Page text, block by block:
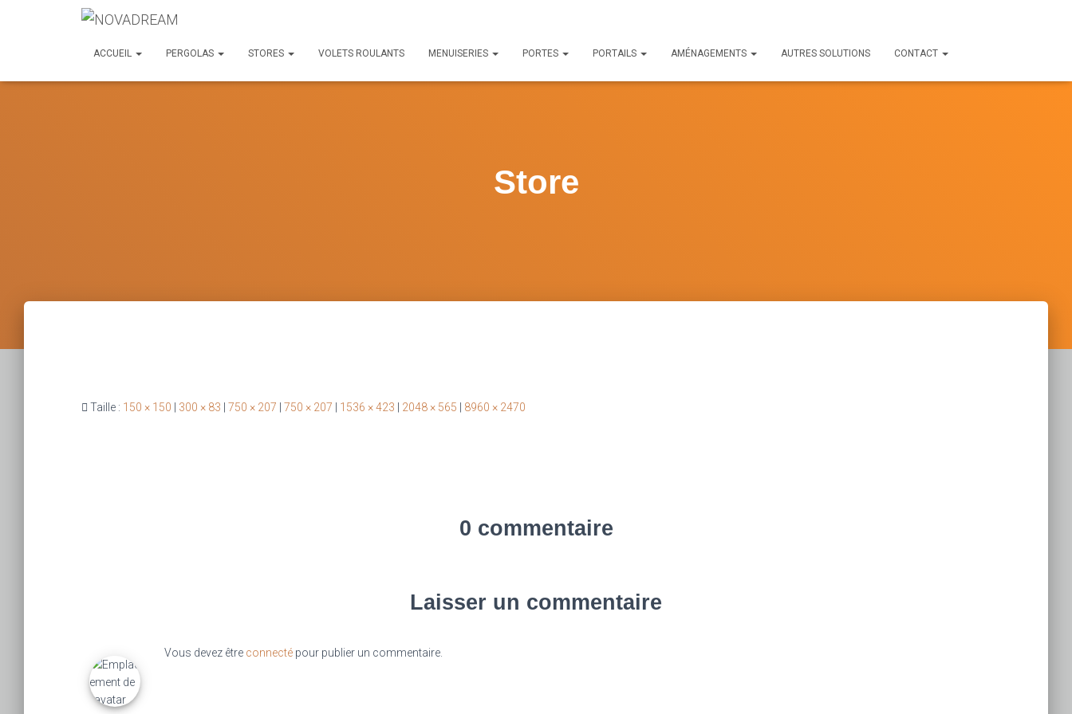
ACCUEIL PERGOLAS STORES VOLETS ROULANTS MENUISERIES PORTES PORTAILS AMÉNAGEMENTS AUTRES SOLUTIONS CONTACT
Store
Taille : 150 × 150 300 × 83 750 × 207 750 × 207 1536 × 423 2048 × 565 8960 × 2470
0 commentaire
Laisser un commentaire
Vous devez être connecté pour publier un commentaire.